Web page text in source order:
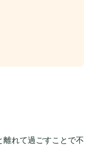
れて過ごすことで不